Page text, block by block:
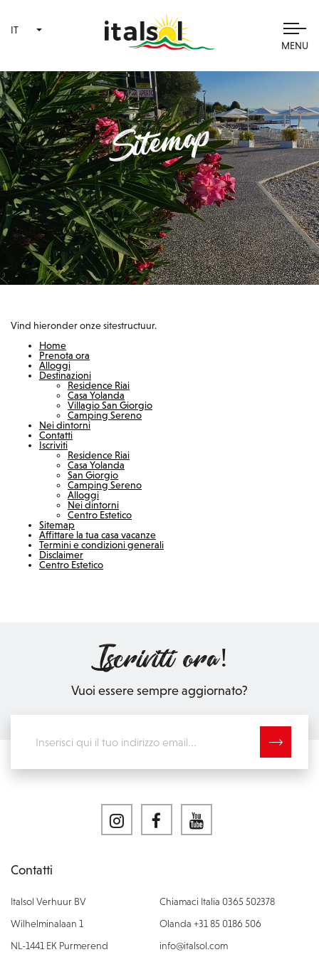
IT
MENU
Sitemap
Vind hieronder onze sitestructuur.
Home
Prenota ora
Alloggi
Destinazioni
Residence Riai
Casa Yolanda
Villagio San Giorgio
Camping Sereno
Nei dintorni
Contatti
Iscriviti
Residence Riai
Casa Yolanda
San Giorgio
Camping Sereno
Alloggi
Nei dintorni
Centro Estetico
Sitemap
Affittare la tua casa vacanze
Termini e condizioni generali
Disclaimer
Centro Estetico
Iscriviti ora!
Vuoi essere sempre aggiornato?
Contatti
Italsol Verhuur BV
Wilhelminalaan 1
NL-1441 EK Purmerend
Chiamaci Italia 0365 502378
Olanda +31 85 0186 506
info@italsol.com